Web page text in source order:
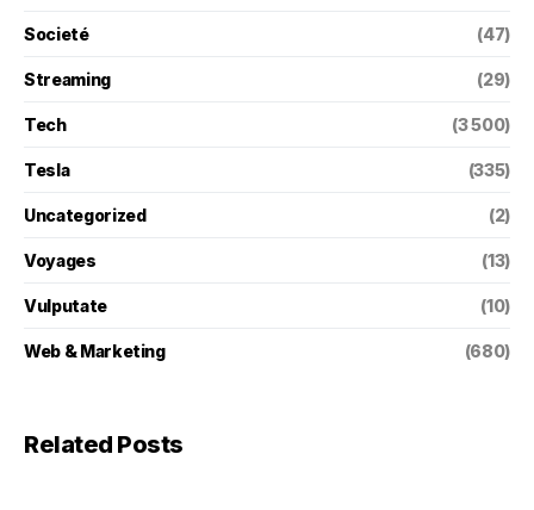
Societé (47)
Streaming (29)
Tech (3 500)
Tesla (335)
Uncategorized (2)
Voyages (13)
Vulputate (10)
Web & Marketing (680)
Related Posts